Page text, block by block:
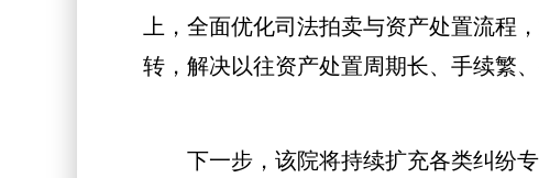
上，全面优化司法拍卖与资产处置流程
转，解决以往资产处置周期长、手续繁
下一步，该院将持续扩充各类纠纷专